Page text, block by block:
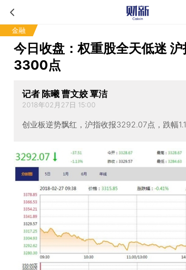
金融
今日收盘：权重股全天低迷
3300点
记者 陈曦 曹文姣 覃洁
2018年02月27日 15:00
创业板逆势飘红，沪指收报3292.07点，跌幅